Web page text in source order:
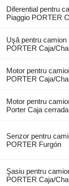
Diferential pentru
Piaggio PORTER
Uşă pentru camion
PORTER Caja/
Motor pentru
PORTER Caja/
Motor pentru
Porter Caja cerrada
Senzor pentru
PORTER Furgón
Şasiu pentru
PORTER Caja/